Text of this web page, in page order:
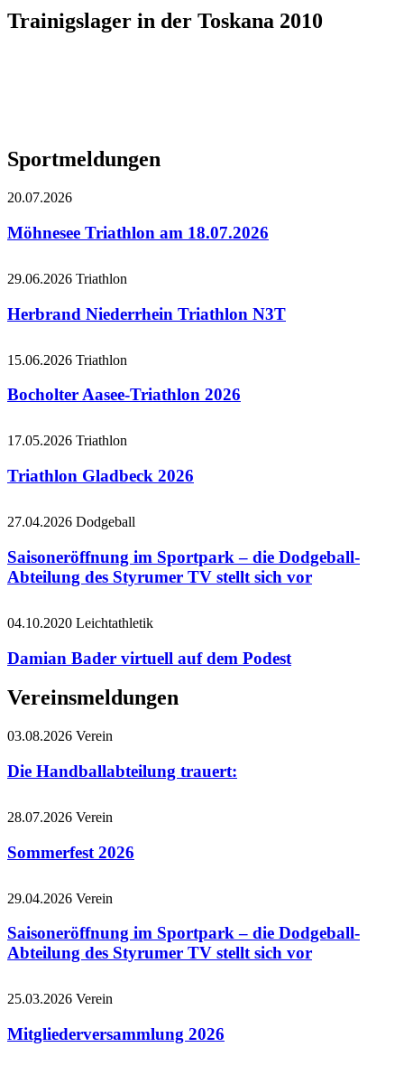
Trainigslager in der Toskana 2010
Sportmeldungen
20.07.2026
Möhnesee Triathlon am 18.07.2026
29.06.2026 Triathlon
Herbrand Niederrhein Triathlon N3T
15.06.2026 Triathlon
Bocholter Aasee-Triathlon 2026
17.05.2026 Triathlon
Triathlon Gladbeck 2026
27.04.2026 Dodgeball
Saisoneröffnung im Sportpark – die Dodgeball-
Abteilung des Styrumer TV stellt sich vor
04.10.2020 Leichtathletik
Damian Bader virtuell auf dem Podest
Vereinsmeldungen
03.08.2026 Verein
Die Handballabteilung trauert:
28.07.2026 Verein
Sommerfest 2026
29.04.2026 Verein
Saisoneröffnung im Sportpark – die Dodgeball-
Abteilung des Styrumer TV stellt sich vor
25.03.2026 Verein
Mitgliederversammlung 2026